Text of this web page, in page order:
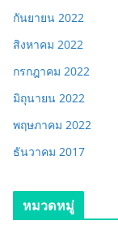
กันยายน 2022
สิงหาคม 2022
กรกฎาคม 2022
มิถุนายน 2022
พฤษภาคม 2022
ธันวาคม 2017
หมวดหมู่